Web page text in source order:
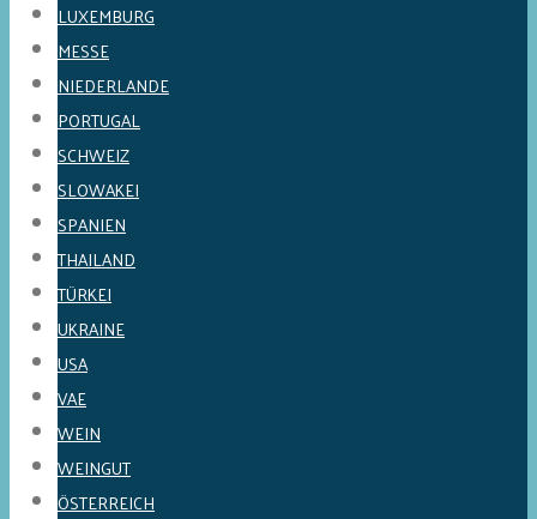
LUXEMBURG
MESSE
NIEDERLANDE
PORTUGAL
SCHWEIZ
SLOWAKEI
SPANIEN
THAILAND
TÜRKEI
UKRAINE
USA
VAE
WEIN
WEINGUT
ÖSTERREICH